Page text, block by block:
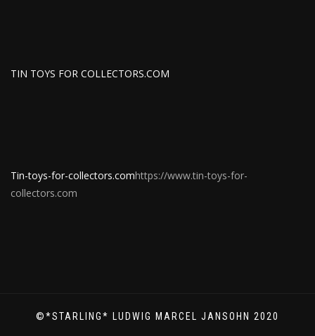
TIN TOYS FOR COLLECTORS.COM
Tin-toys-for-collectors.comhttps://www.tin-toys-for-
collectors.com
©*STARLING* LUDWIG MARCEL JANSOHN 2020